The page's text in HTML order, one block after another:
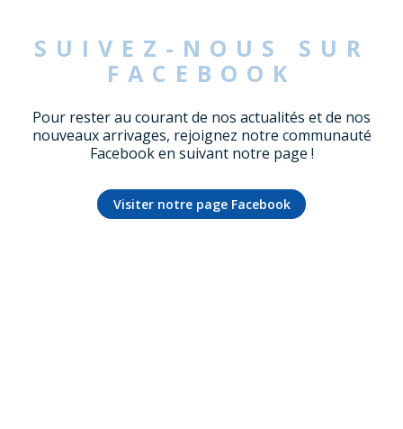
SUIVEZ-NOUS SUR
FACEBOOK
Pour rester au courant de nos actualités et de nos
nouveaux arrivages, rejoignez notre communauté
Facebook en suivant notre page !
Visiter notre page Facebook